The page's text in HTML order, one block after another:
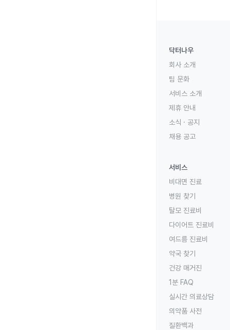
닥터나우
회사 소개
팀 문화
서비스 소개
제휴 안내
소식 · 공지
채용 공고
서비스
비대면 진료
병원 찾기
탈모 진료비
다이어트 진료비
여드름 진료비
약국 찾기
건강 매거진
1분 FAQ
실시간 의료상담
의약품 사전
질환백과